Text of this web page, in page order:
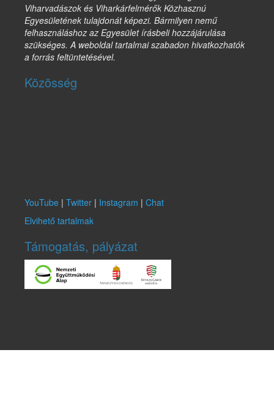
Viharvadászok és Viharkárfelmérők Közhasznú
Egyesületének tulajdonát képezi. Bármilyen nemű
felhasználáshoz az Egyesület írásbeli hozzájárulása
szükséges. A weboldal tartalmai szabadon hivatkozhatók
a forrás feltüntetésével.
Közösség
YouTube | Twitter | Instagram | Chat
Elvihető tartalmak
Támogatás, pályázat